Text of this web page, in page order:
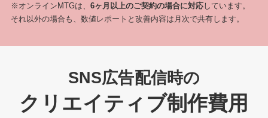
※オンラインMTGは、 6ヶ月以上のご契約の場合に対応しています。
それ以外の場合も、数値レポートと改善内容は月次で共有します。
SNS広告配信時の
クリエイティブ制作費用